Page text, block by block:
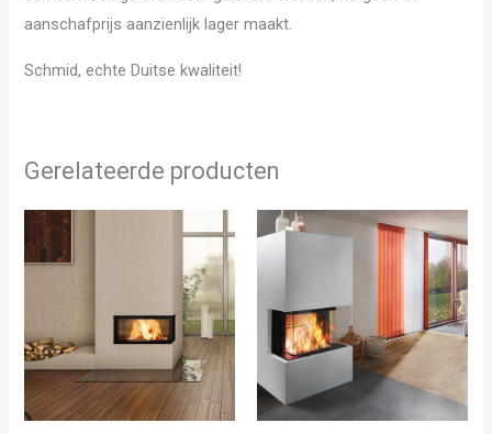
aanschafprijs aanzienlijk lager maakt.
Schmid, echte Duitse kwaliteit!
Gerelateerde producten